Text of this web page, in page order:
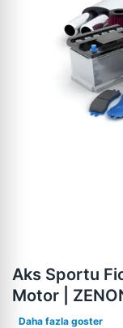
Aks Sportu
Motor |
Daha fazla goster